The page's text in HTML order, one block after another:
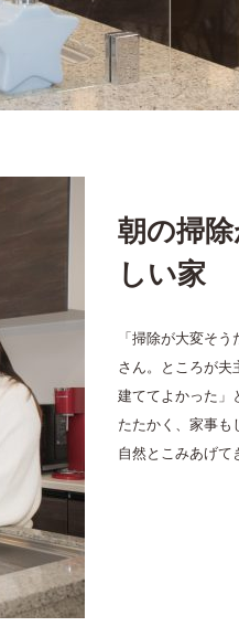
朝の掃
しい家
「掃除が大変そ
さん。ところが夫
建ててよかった」
たたかく、家事も
自然とこみあげて